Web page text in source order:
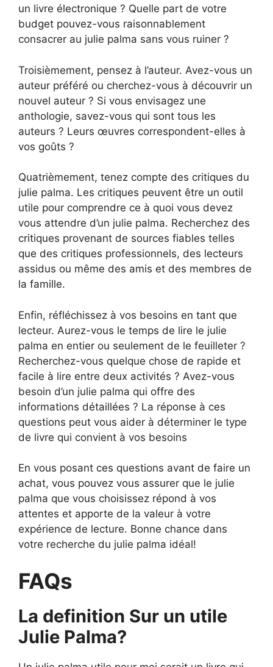
un livre électronique ? Quelle part de votre
budget pouvez-vous raisonnablement
consacrer au julie palma sans vous ruiner ?
Troisièmement, pensez à l’auteur. Avez-vous un
auteur préféré ou cherchez-vous à découvrir un
nouvel auteur ? Si vous envisagez une
anthologie, savez-vous qui sont tous les
auteurs ? Leurs œuvres correspondent-elles à
vos goûts ?
Quatrièmement, tenez compte des critiques du
julie palma. Les critiques peuvent être un outil
utile pour comprendre ce à quoi vous devez
vous attendre d’un julie palma. Recherchez des
critiques provenant de sources fiables telles
que des critiques professionnels, des lecteurs
assidus ou même des amis et des membres de
la famille.
Enfin, réfléchissez à vos besoins en tant que
lecteur. Aurez-vous le temps de lire le julie
palma en entier ou seulement de le feuilleter ?
Recherchez-vous quelque chose de rapide et
facile à lire entre deux activités ? Avez-vous
besoin d’un julie palma qui offre des
informations détaillées ? La réponse à ces
questions peut vous aider à déterminer le type
de livre qui convient à vos besoins
En vous posant ces questions avant de faire un
achat, vous pouvez vous assurer que le julie
palma que vous choisissez répond à vos
attentes et apporte de la valeur à votre
expérience de lecture. Bonne chance dans
votre recherche du julie palma idéal!
FAQs
La definition Sur un utile
Julie Palma?